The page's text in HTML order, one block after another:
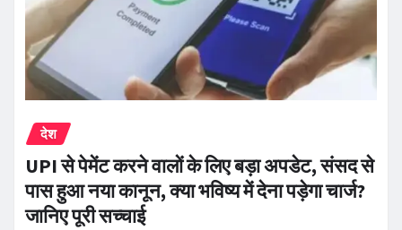
देश
UPI से पेमेंट करने वालों के लिए बड़ा अपडेट, संसद से
पास हुआ नया कानून, क्या भविष्य में देना पड़ेगा चार्ज?
जानिए पूरी सच्चाई